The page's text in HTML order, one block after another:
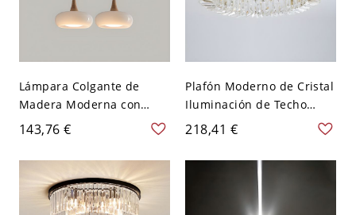
Lámpara Colgante de
Madera Moderna con
Longitud de Suspensión
Ajustable y Elegante
Pantalla de Vidrio - 110 A
120 V Blanco crema 2
143,76 €
Plafón Moderno de Cristal
Iluminación de Techo
Redonda para Salón -
Dorado 110 A 120 V 8
218,41 €